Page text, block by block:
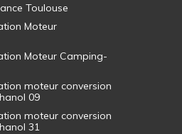
Toulouse
Moteur
Moteur Camping-
moteur conversion
09
moteur conversion
31